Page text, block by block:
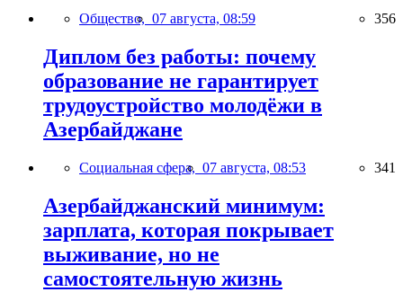
Общество, 07 августа, 08:59 356
Диплом без работы: почему
образование не гарантирует
трудоустройство молодёжи в
Азербайджане
Социальная сфера, 07 августа, 08:53 341
Азербайджанский минимум:
зарплата, которая покрывает
выживание, но не
самостоятельную жизнь